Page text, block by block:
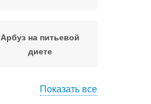
Арбуз на питьевой
диете
Показать все